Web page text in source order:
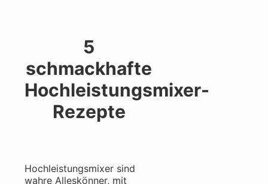
5
schmackhafte
Hochleistungsmixer-
Rezepte
Hochleistungsmixer sind
wahre Alleskönner, mit